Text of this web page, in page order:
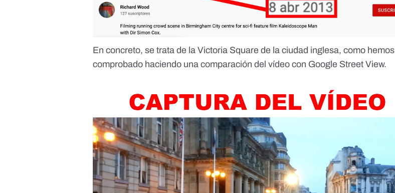
En concreto, se trata de la Victoria Square de la ciudad inglesa, como hemos
comprobado haciendo una comparación del vídeo con Google Street View.